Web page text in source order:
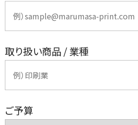
取り扱い商品 / 業種
ご予算